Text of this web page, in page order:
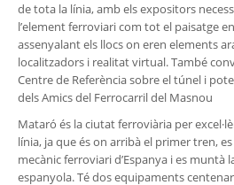
de tota la línia, amb els expositors
l’element ferroviari com tot el paisatge
assenyalant els llocs on eren elements
localitzadors i realitat virtual. També
Centre de Referència sobre el túnel i
dels Amics del Ferrocarril del Masnou
Mataró és la ciutat ferroviària per
línia, ja que és on arribà el primer tren,
mecànic ferroviari d’Espanya i es
espanyola. Té dos equipaments